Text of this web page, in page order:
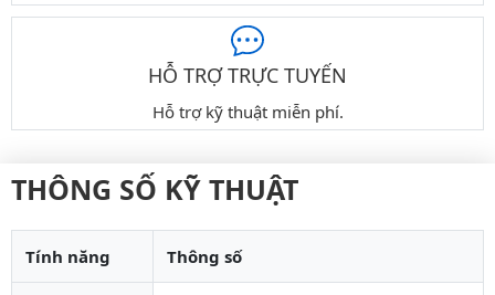
HỖ TRỢ TRỰC TUYẾN
Hỗ trợ kỹ thuật miễn phí.
THÔNG SỐ KỸ THUẬT
Tính năng Thông số